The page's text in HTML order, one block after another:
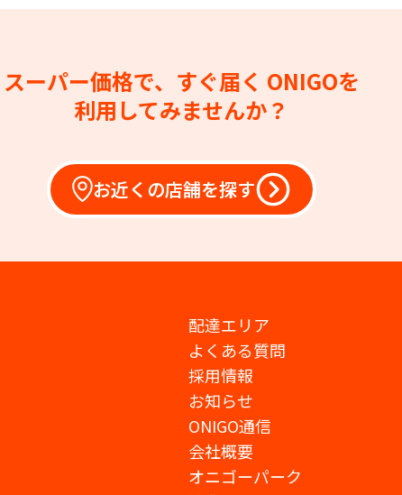
スーパー価格で、すぐ届く ONIGOを
利用してみませんか？
お近くの店舗を探す
配達エリア
よくある質問
採用情報
お知らせ
ONIGO通信
会社概要
オニゴーパーク